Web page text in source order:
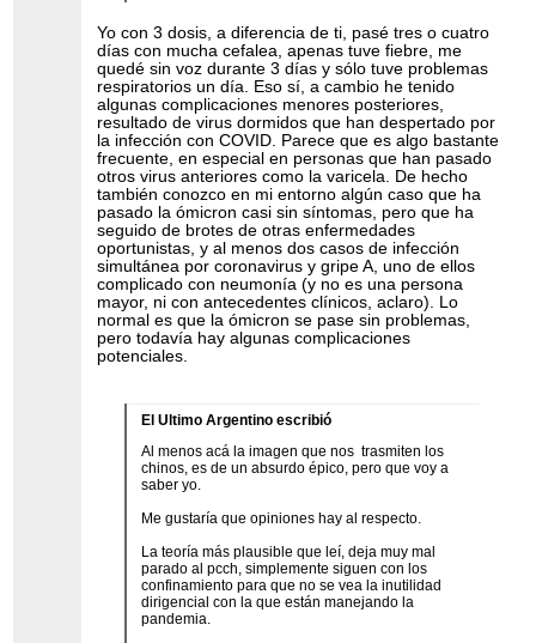
Yo con 3 dosis, a diferencia de ti, pasé tres o cuatro
días con mucha cefalea, apenas tuve fiebre, me
quedé sin voz durante 3 días y sólo tuve problemas
respiratorios un día. Eso sí, a cambio he tenido
algunas complicaciones menores posteriores,
resultado de virus dormidos que han despertado por
la infección con COVID. Parece que es algo bastante
frecuente, en especial en personas que han pasado
otros virus anteriores como la varicela. De hecho
también conozco en mi entorno algún caso que ha
pasado la ómicron casi sin síntomas, pero que ha
seguido de brotes de otras enfermedades
oportunistas, y al menos dos casos de infección
simultánea por coronavirus y gripe A, uno de ellos
complicado con neumonía (y no es una persona
mayor, ni con antecedentes clínicos, aclaro). Lo
normal es que la ómicron se pase sin problemas,
pero todavía hay algunas complicaciones
potenciales.
El Ultimo Argentino escribió
Al menos acá la imagen que nos trasmiten los
chinos, es de un absurdo épico, pero que voy a
saber yo.
Me gustaría que opiniones hay al respecto.
La teoría más plausible que leí, deja muy mal
parado al pcch, simplemente siguen con los
confinamiento para que no se vea la inutilidad
dirigencial con la que están manejando la
pandemia.